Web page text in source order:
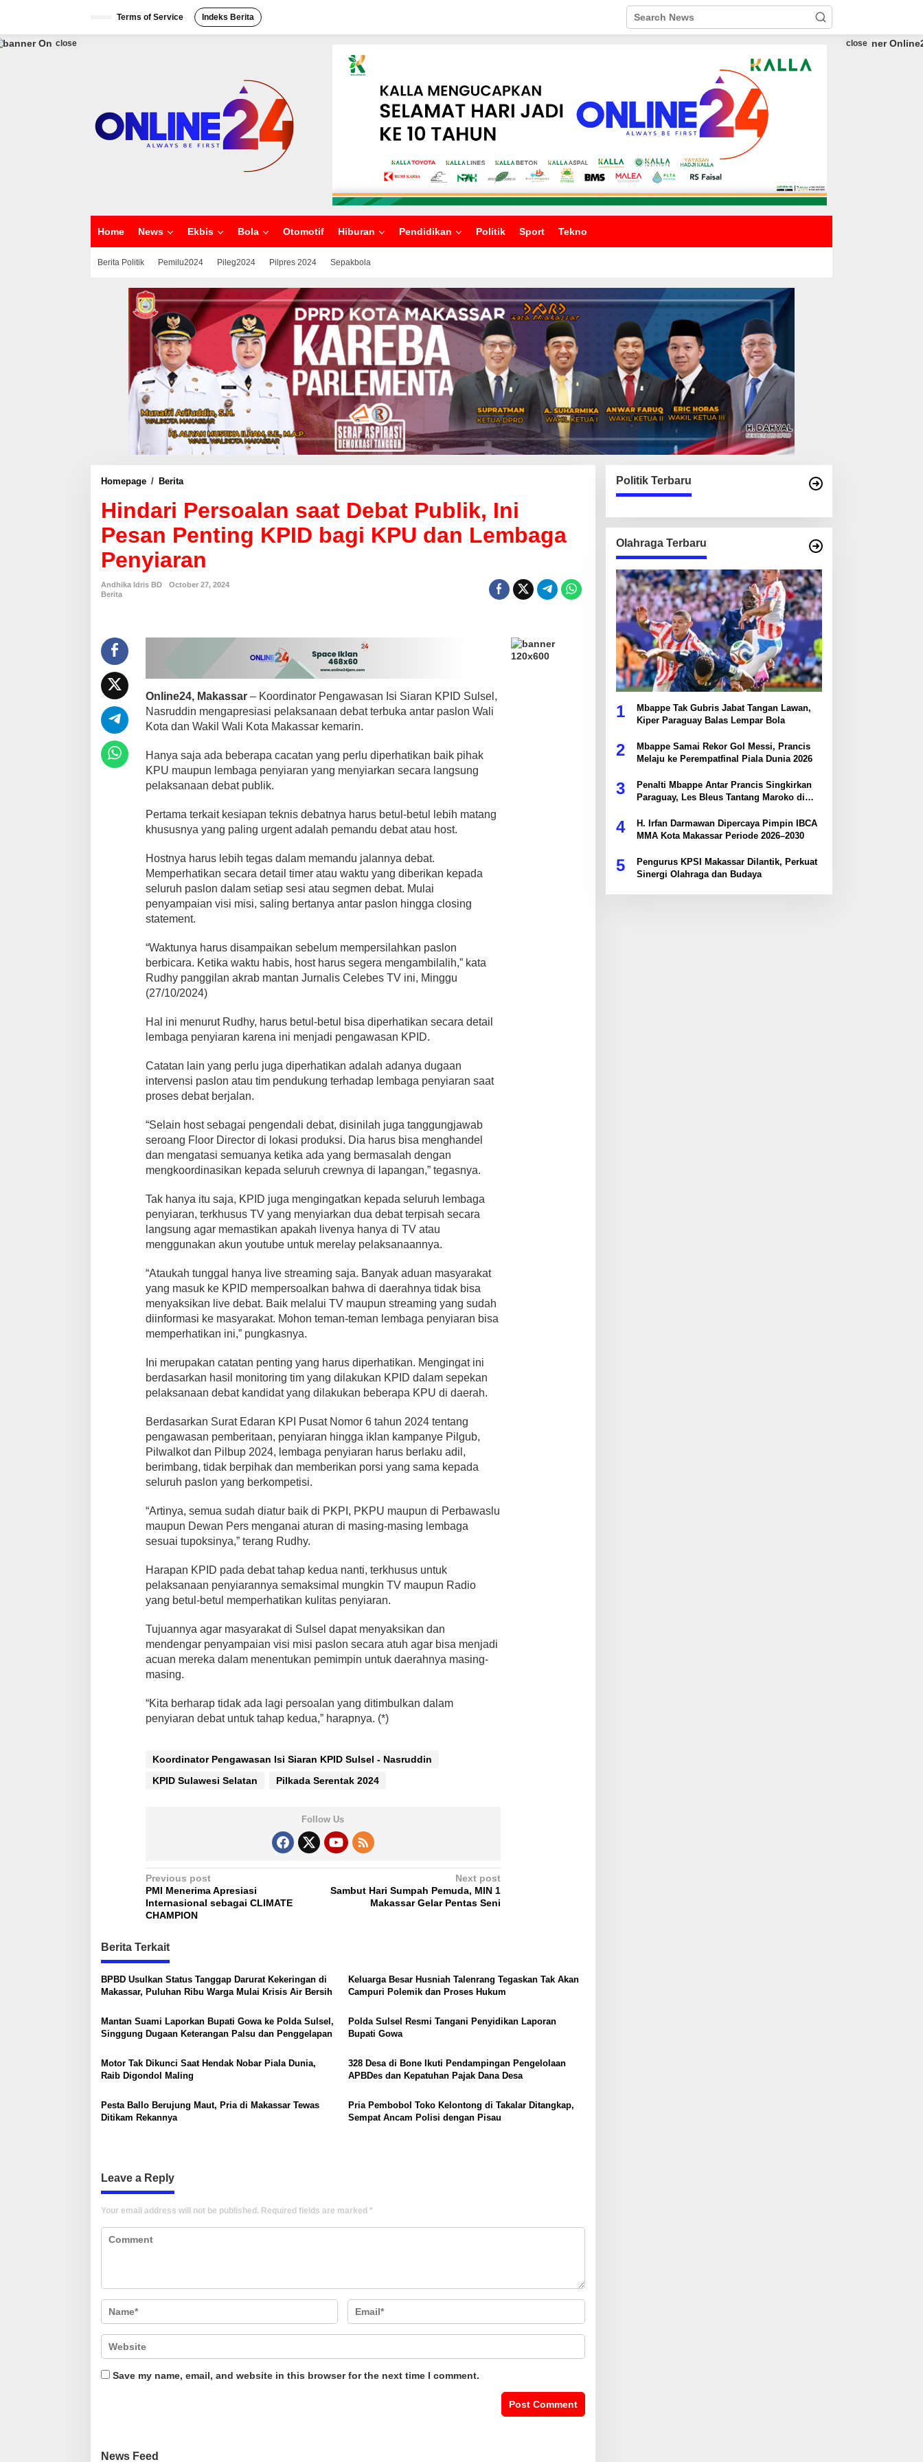
p
Terms of Service Indeks Berita
Home News Ekbis Bola Otomotif Hiburan Pendidikan Politik Sport Tekno
Berita Politik Pemilu2024 Pileg2024 Pilpres 2024 Sepakbola
close close
Homepage / Berita
n
d
a
i
P
e
s
a
a
t
D
b
t
P
b
l
,
I
n
i
e
a
n
P
e
n
i
n
K
I
D
a
g
i
K
P
d
a
L
e
b
a
a
P
e
y
i
a
r
n
Hindari Persoalan saat Debat Publik, Ini
Pesan Penting KPID bagi KPU dan Lembaga
Penyiaran
Andhika Idris BD
October 27, 2024
Berita
Online24, Makassar– Koordinator Pengawasan Isi Siaran KPID Sulsel,
Nasruddin mengapresiasi pelaksanaan debat terbuka antar paslon Wali
Kota dan Wakil Wali Kota Makassar kemarin.
Hanya saja ada beberapa cacatan yang perlu diperhatikan baik pihak
KPU maupun lembaga penyiaran yang menyiarkan secara langsung
pelaksanaan debat publik.
Pertama terkait kesiapan teknis debatnya harus betul-betul lebih matang
khususnya yang paling urgent adalah pemandu debat atau host.
Hostnya harus lebih tegas dalam memandu jalannya debat.
Memperhatikan secara detail timer atau waktu yang diberikan kepada
seluruh paslon dalam setiap sesi atau segmen debat. Mulai
penyampaian visi misi, saling bertanya antar paslon hingga closing
statement.
“Waktunya harus disampaikan sebelum mempersilahkan paslon
berbicara. Ketika waktu habis, host harus segera mengambilalih,” kata
Rudhy panggilan akrab mantan Jurnalis Celebes TV ini, Minggu
(27/10/2024)
Hal ini menurut Rudhy, harus betul-betul bisa diperhatikan secara detail
lembaga penyiaran karena ini menjadi pengawasan KPID.
Catatan lain yang perlu juga diperhatikan adalah adanya dugaan
intervensi paslon atau tim pendukung terhadap lembaga penyiaran saat
proses debat berjalan.
“Selain host sebagai pengendali debat, disinilah juga tanggungjawab
seroang Floor Director di lokasi produksi. Dia harus bisa menghandel
dan mengatasi semuanya ketika ada yang bermasalah dengan
mengkoordinasikan kepada seluruh crewnya di lapangan,” tegasnya.
Tak hanya itu saja, KPID juga mengingatkan kepada seluruh lembaga
penyiaran, terkhusus TV yang menyiarkan dua debat terpisah secara
langsung agar memastikan apakah livenya hanya di TV atau
menggunakan akun youtube untuk merelay pelaksanaannya.
“Ataukah tunggal hanya live streaming saja. Banyak aduan masyarakat
yang masuk ke KPID mempersoalkan bahwa di daerahnya tidak bisa
menyaksikan live debat. Baik melalui TV maupun streaming yang sudah
diinformasi ke masyarakat. Mohon teman-teman lembaga penyiaran bisa
memperhatikan ini,” pungkasnya.
Ini merupakan catatan penting yang harus diperhatikan. Mengingat ini
berdasarkan hasil monitoring tim yang dilakukan KPID dalam sepekan
pelaksanaan debat kandidat yang dilakukan beberapa KPU di daerah.
Berdasarkan Surat Edaran KPI Pusat Nomor 6 tahun 2024 tentang
pengawasan pemberitaan, penyiaran hingga iklan kampanye Pilgub,
Pilwalkot dan Pilbup 2024, lembaga penyiaran harus berlaku adil,
berimbang, tidak berpihak dan memberikan porsi yang sama kepada
seluruh paslon yang berkompetisi.
“Artinya, semua sudah diatur baik di PKPI, PKPU maupun di Perbawaslu
maupun Dewan Pers menganai aturan di masing-masing lembaga
sesuai tupoksinya,” terang Rudhy.
Harapan KPID pada debat tahap kedua nanti, terkhusus untuk
pelaksanaan penyiarannya semaksimal mungkin TV maupun Radio
yang betul-betul memperhatikan kulitas penyiaran.
Tujuannya agar masyarakat di Sulsel dapat menyaksikan dan
mendengar penyampaian visi misi paslon secara atuh agar bisa menjadi
acuan mereka dalam menentukan pemimpin untuk daerahnya masing-
masing.
“Kita berharap tidak ada lagi persoalan yang ditimbulkan dalam
penyiaran debat untuk tahap kedua,” harapnya. (*)
Koordinator Pengawasan Isi Siaran KPID Sulsel - Nasruddin
KPID Sulawesi Selatan
Pilkada Serentak 2024
Follow Us
P
o
s
n
a
v
i
g
a
t
o
Previous post
PMI Menerima Apresiasi
Internasional sebagai CLIMATE
CHAMPION
Next post
Sambut Hari Sumpah Pemuda, MIN 1
Makassar Gelar Pentas Seni
Berita Terkait
BPBD Usulkan Status Tanggap Darurat Kekeringan di
Makassar, Puluhan Ribu Warga Mulai Krisis Air Bersih
Keluarga Besar Husniah Talenrang Tegaskan Tak Akan
Campuri Polemik dan Proses Hukum
Mantan Suami Laporkan Bupati Gowa ke Polda Sulsel,
Singgung Dugaan Keterangan Palsu dan Penggelapan
Polda Sulsel Resmi Tangani Penyidikan Laporan
Bupati Gowa
Motor Tak Dikunci Saat Hendak Nobar Piala Dunia,
Raib Digondol Maling
328 Desa di Bone Ikuti Pendampingan Pengelolaan
APBDes dan Kepatuhan Pajak Dana Desa
Pesta Ballo Berujung Maut, Pria di Makassar Tewas
Ditikam Rekannya
Pria Pembobol Toko Kelontong di Takalar Ditangkap,
Sempat Ancam Polisi dengan Pisau
Leave a Reply
Your email address will not be published. Required fields are marked *
Save my name, email, and website in this browser for the next time I comment.
News Feed
Politik Terbaru
Olahraga Terbaru
1
Mbappe Tak Gubris Jabat Tangan Lawan,
Kiper Paraguay Balas Lempar Bola
2
Mbappe Samai Rekor Gol Messi, Prancis
Melaju ke Perempatfinal Piala Dunia 2026
3
Penalti Mbappe Antar Prancis Singkirkan
Paraguay, Les Bleus Tantang Maroko di
4
H. Irfan Darmawan Dipercaya Pimpin IBCA
MMA Kota Makassar Periode 2026–2030
5
Pengurus KPSI Makassar Dilantik, Perkuat
Sinergi Olahraga dan Budaya